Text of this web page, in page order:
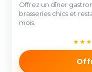
Offrez un dîner
brasseries chics et
mois.
★★★